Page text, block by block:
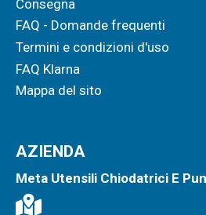
Consegna
FAQ - Domande frequenti
Termini e condizioni d'uso
FAQ Klarna
Mappa del sito
AZIENDA
Meta Utensili Chiodatrici E